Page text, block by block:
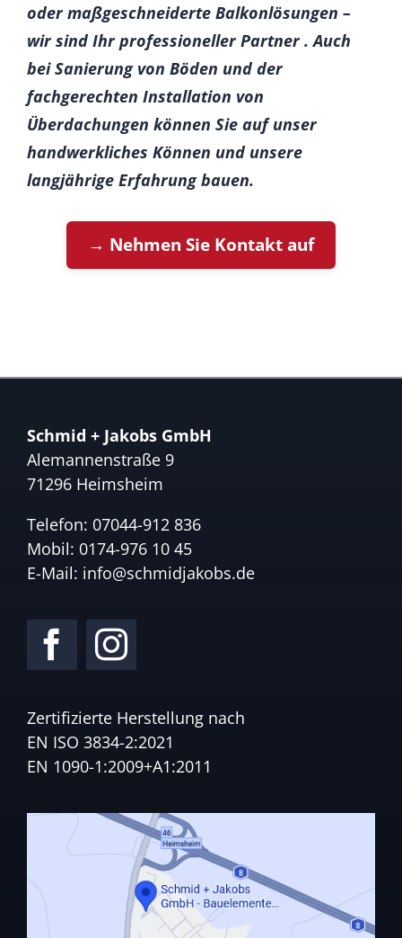
oder maßgeschneiderte Balkonlösungen –
wir sind Ihr professioneller Partner . Auch
bei Sanierung von Böden und der
fachgerechten Installation von
Überdachungen können Sie auf unser
handwerkliches Können und unsere
langjährige Erfahrung bauen.
→ Nehmen Sie Kontakt auf
Schmid + Jakobs GmbH
Alemannenstraße 9
71296 Heimsheim
Telefon: 07044-912 836
Mobil: 0174-976 10 45
E-Mail: info@schmidjakobs.de
Zertifizierte Herstellung nach
EN ISO 3834-2:2021
EN 1090-1:2009+A1:2011